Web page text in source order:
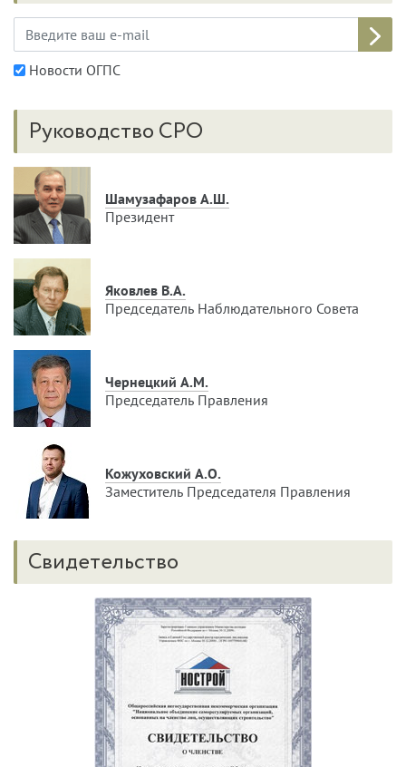
Новости ОГПС
Руководство СРО
Шамузафаров А.Ш.
Президент
Яковлев В.А.
Председатель Наблюдательного Совета
Чернецкий А.М.
Председатель Правления
Кожуховский А.О.
Заместитель Председателя Правления
Свидетельство